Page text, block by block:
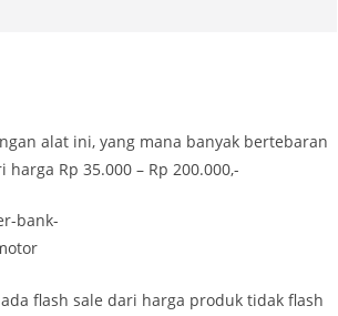
alat ini, yang mana banyak bertebaran
Rp 35.000 – Rp 200.000,-
flash sale dari harga produk tidak flash